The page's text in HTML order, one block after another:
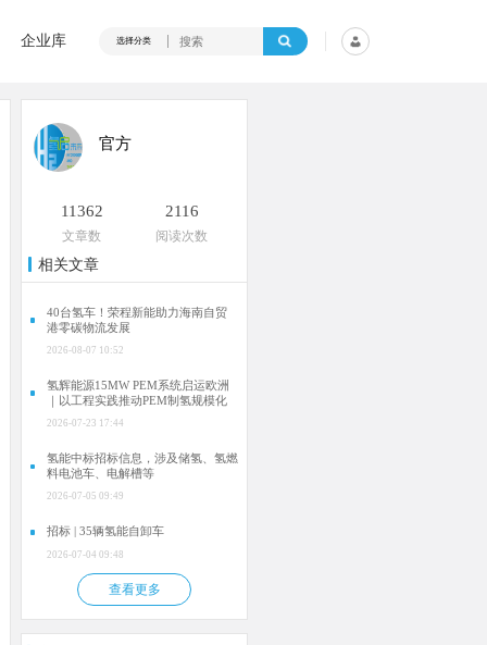
企业库 选择分类
官方
11362
文章数
2116
阅读次数
相关文章
40台氢车！荣程新能助力海南自贸
港零碳物流发展
2026-08-07 10:52
氢辉能源15MW PEM系统启运欧洲
｜以工程实践推动PEM制氢规模化
2026-07-23 17:44
氢能中标招标信息，涉及储氢、氢燃
料电池车、电解槽等
2026-07-05 09:49
招标 | 35辆氢能自卸车
2026-07-04 09:48
查看更多